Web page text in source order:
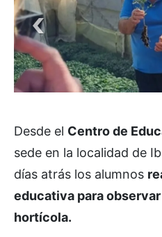
Desde el Centro de
sede en la localidad de
días atrás los alumnos
educativa para
hortícola.